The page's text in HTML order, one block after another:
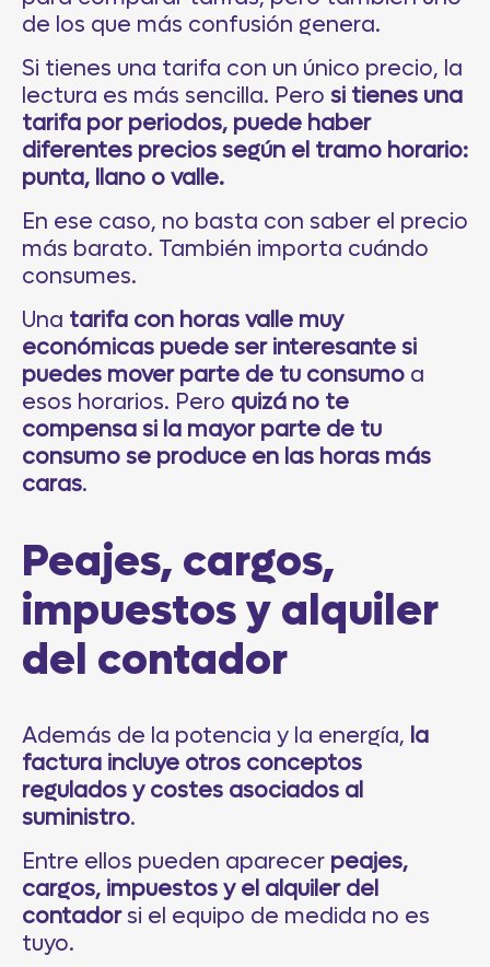
de los que más confusión genera.
Si tienes una tarifa con un único precio, la
lectura es más sencilla. Pero si tienes una
tarifa por periodos, puede haber
diferentes precios según el tramo horario:
punta, llano o valle.
En ese caso, no basta con saber el precio
más barato. También importa cuándo
consumes.
Una tarifa con horas valle muy
económicas puede ser interesante si
puedes mover parte de tu consumo a
esos horarios. Pero quizá no te
compensa si la mayor parte de tu
consumo se produce en las horas más
caras.
Peajes, cargos,
impuestos y alquiler
del contador
Además de la potencia y la energía, la
factura incluye otros conceptos
regulados y costes asociados al
suministro.
Entre ellos pueden aparecer peajes,
cargos, impuestos y el alquiler del
contadorsi el equipo de medida no es
tuyo.